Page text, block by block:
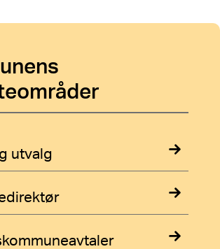
flere sentrale kapitler
utvalg